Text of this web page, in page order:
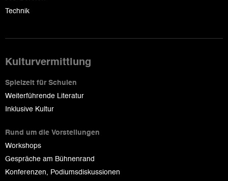
Technik
Kulturvermittlung
Spielzeit für Schulen
Weiterführende Literatur
Inklusive Kultur
Rund um die Vorstellungen
Workshops
Gespräche am Bühnenrand
Konferenzen, Podiumsdiskussionen